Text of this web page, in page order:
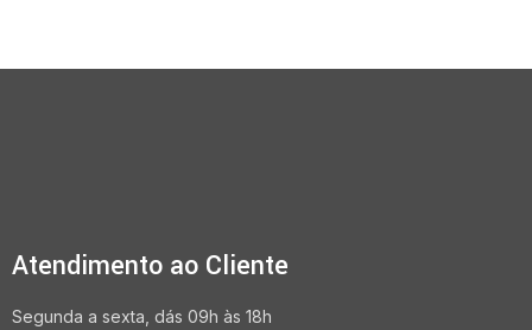
Atendimento ao Cliente
Segunda a sexta, dás 09h às 18h